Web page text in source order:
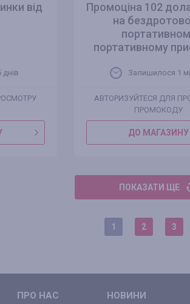
від
Промоціна 102
на
портативному
Залишилося 1
АВТОРИЗУЙТЕСЯ ДЛЯ
ПРОМОКОДУ
ДО МАГАЗИНУ
ПОКАЗАТИ ЩЕ
1 2 3
ПРО НАС НОВИНИ